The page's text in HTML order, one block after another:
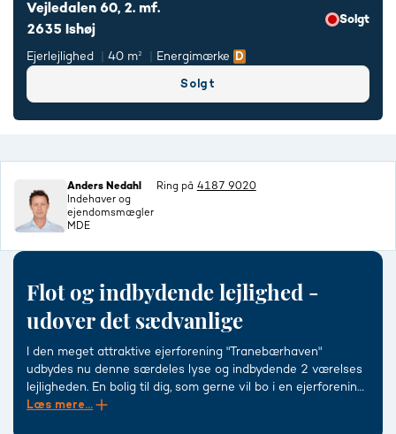
Vejledalen 60, 2. mf.
2635 Ishøj
Solgt
Ejerlejlighed 40 m² Energimærke
Solgt
Anders Nedahl
Indehaver og
ejendomsmægler
MDE
Ring på 4187 9020
Flot og indbydende lejlighed -
udover det sædvanlige
I den meget attraktive ejerforening "Tranebærhaven"
udbydes nu denne særdeles lyse og indbydende 2 værelses
lejligheden. En bolig til dig, som gerne vil bo i en ejerforening,
der har lidt mere at byde på. Her er blandt andet tennisbane,
Læs mere...